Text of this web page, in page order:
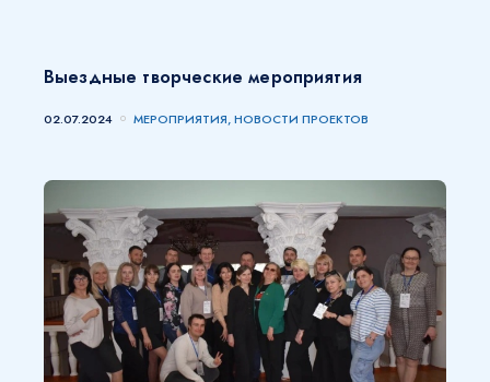
Выездные творческие мероприятия
02.07.2024 МЕРОПРИЯТИЯ, НОВОСТИ ПРОЕКТОВ